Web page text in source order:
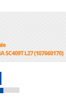
SC409T L27 (107660170)